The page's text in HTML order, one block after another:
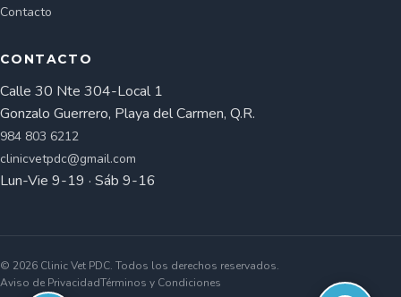
Contacto
CONTACTO
Calle 30 Nte 304-Local 1
Gonzalo Guerrero, Playa del Carmen, Q.R.
984 803 6212
clinicvetpdc@gmail.com
Lun-Vie 9-19 · Sáb 9-16
© 2026 Clinic Vet PDC. Todos los derechos reservados.
Aviso de PrivacidadTérminos y Condiciones